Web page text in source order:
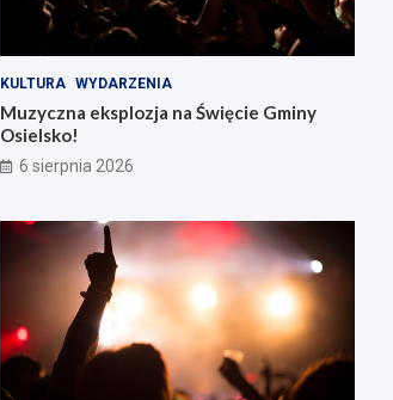
KULTURA WYDARZENIA
Muzyczna eksplozja na Święcie Gminy
Osielsko!
6 sierpnia 2026